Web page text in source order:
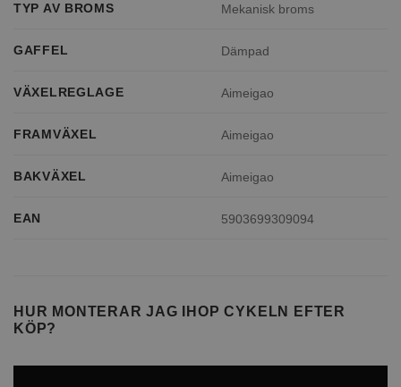
TYP AV BROMS Mekanisk broms
GAFFEL Dämpad
VÄXELREGLAGE Aimeigao
FRAMVÄXEL Aimeigao
BAKVÄXEL Aimeigao
EAN 5903699309094
HUR MONTERAR JAG IHOP CYKELN EFTER
KÖP?